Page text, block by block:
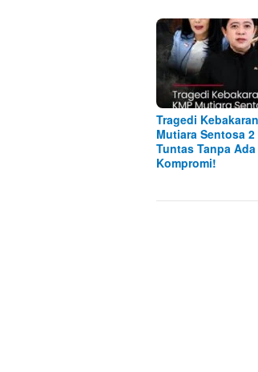
Tragedi
Mutiara Sentosa
Tuntas Tanpa Ada
Kompromi!